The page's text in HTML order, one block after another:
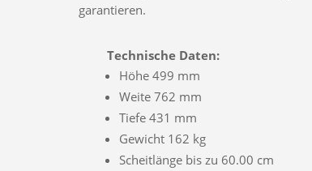
garantieren.
Technische Daten:
Höhe 499 mm
Weite 762 mm
Tiefe 431 mm
Gewicht 162 kg
Scheitlänge bis zu 60.00 cm